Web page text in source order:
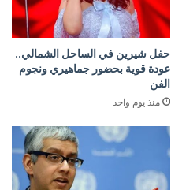
حفل شيرين في الساحل الشمالي..
عودة قوية بحضور جماهيري ونجوم
الفن
منذ يوم واحد